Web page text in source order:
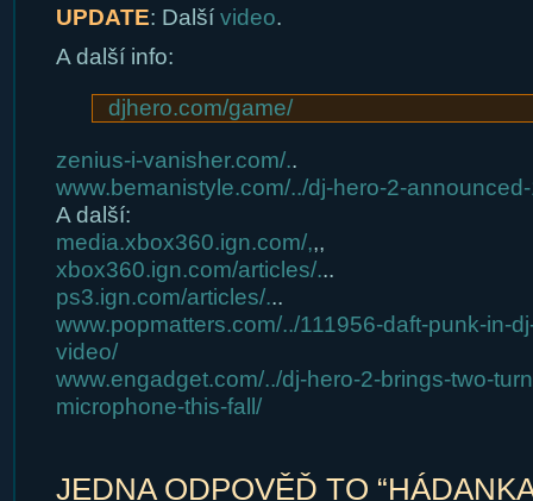
UPDATE: Další video.
A další info:
djhero.com/game/
zenius-i-vanisher.com/..
www.bemanistyle.com/../dj-hero-2-
A další:
media.xbox360.ign.com/,,,
xbox360.ign.com/articles/...
ps3.ign.com/articles/...
www.popmatters.com/../111956-daft-punk-in-
video/
www.engadget.com/../dj-hero-2-brings-two-
microphone-this-fall/
JEDNA ODPOVĚĎ TO